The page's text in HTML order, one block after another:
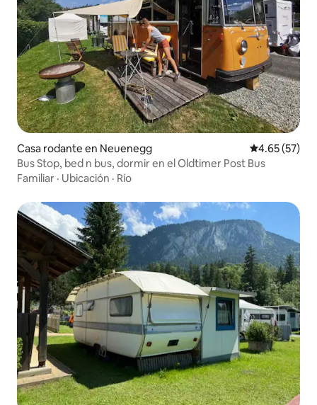
Casa rodante en Neuenegg Calificación
4.65 (57)
Bus Stop, bed n bus, dormir en el Oldtimer Post Bus
Familiar · Ubicación · Río